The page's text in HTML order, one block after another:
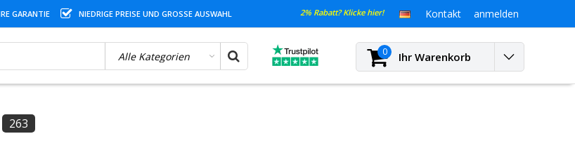
GARANTIE NIEDRIGE PREISE UND GROSSE AUSWAHL 2% Rabatt? Klicke hier! Kontakt anmelden
0 Ihr Warenkorb
263